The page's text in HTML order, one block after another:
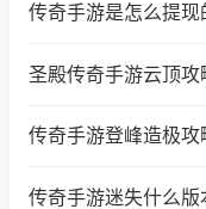
传奇手游是怎么提
传奇手游迷失什么版